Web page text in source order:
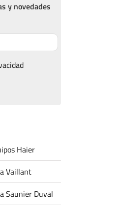
y novedades
Haier
Vaillant
Saunier Duval